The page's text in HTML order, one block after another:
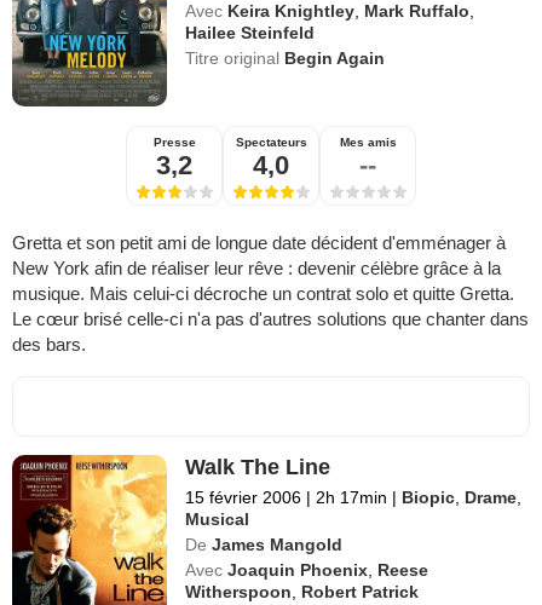
Avec Keira Knightley, Mark Ruffalo,
Hailee Steinfeld
Titre original Begin Again
Presse
3,2
Spectateurs
4,0
Mes amis
--
Gretta et son petit ami de longue date décident d'emménager à
New York afin de réaliser leur rêve : devenir célèbre grâce à la
musique. Mais celui-ci décroche un contrat solo et quitte Gretta.
Le cœur brisé celle-ci n'a pas d'autres solutions que chanter dans
des bars.
Walk The Line
15 février 2006 | 2h 17min | Biopic, Drame,
Musical
De James Mangold
Avec Joaquin Phoenix, Reese
Witherspoon, Robert Patrick